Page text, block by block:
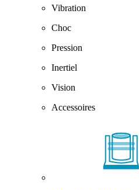
Vibration
Choc
Pression
Inertiel
Vision
Accessoires